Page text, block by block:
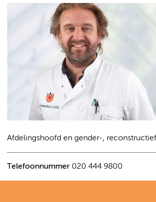
Afdelingshoofd en gender-,
Telefoonnummer 020 444 9800